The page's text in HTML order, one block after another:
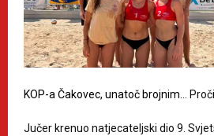
KOP-a Čakovec, unatoč brojnim…
Jučer krenuo natjecateljski dio 9.